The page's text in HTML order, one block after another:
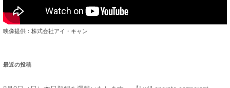
映像提供：株式会社アイ・キャン
最近の投稿